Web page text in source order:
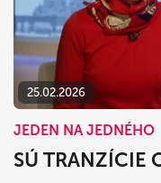
25.02.2026
JEDEN NA JEDNÉHO
SÚ TRANZÍCIE